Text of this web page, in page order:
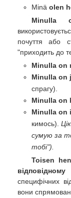
Minä olen
Minulla
почуття або
"приходить до
Minulla on
Minulla on
спрагу).
Minulla on
Minulla on
кимось).
сумую за
тобі").
Toisen
відповідному
специфічних
вони